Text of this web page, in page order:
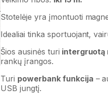
Stotelėje yra įmontuoti
Idealiai tinka sportuojant,
Šios ausinės turi intergruotą
rankų įrangos.
Turi powerbank funkcija –
USB jungtį.